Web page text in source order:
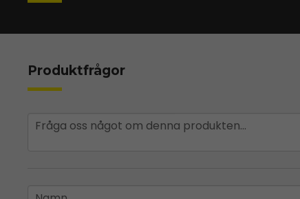
Produktfrågor
question
Fråga oss något om denna produkten...
name